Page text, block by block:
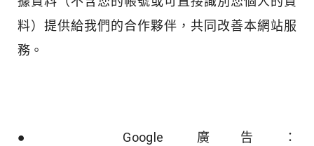
料）提供給我們的合作夥伴，共同改善本網站服
務。
● Google 廣告：